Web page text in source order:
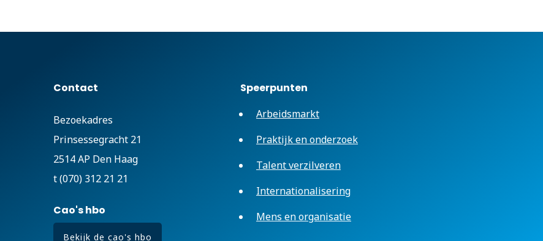
Contact
Bezoekadres
Prinsessegracht 21
2514 AP Den Haag
t (070) 312 21 21
Cao's hbo
Bekijk de cao's hbo
Speerpunten
Arbeidsmarkt
Praktijk en onderzoek
Talent verzilveren
Internationalisering
Mens en organisatie